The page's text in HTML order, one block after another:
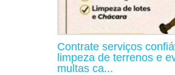
Contrate serviços
limpeza de terrenos e
multas ca...